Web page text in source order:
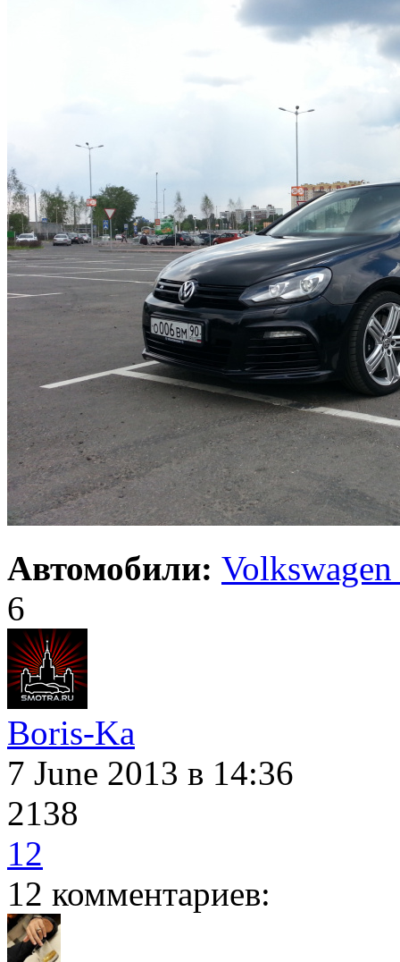
Автомобили:
6
Boris-Ka
7 June 2013 в 14:36
2138
12
12 комментариев: